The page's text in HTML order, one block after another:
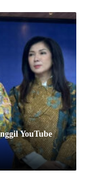
YouTube